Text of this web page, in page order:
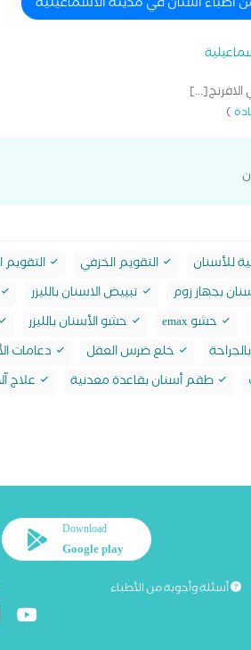
)
للأسنان التقويم الخزفي
بجهاز زوم تبييض الاسنان بالليزر
حشو emax حشو الأسنان بالليزر
خلع ضرس العقل دعامات
طقم أسنان بقاعدة معدنية علاج
Download
Google play
أسئلة وأجوبة من الأطباء